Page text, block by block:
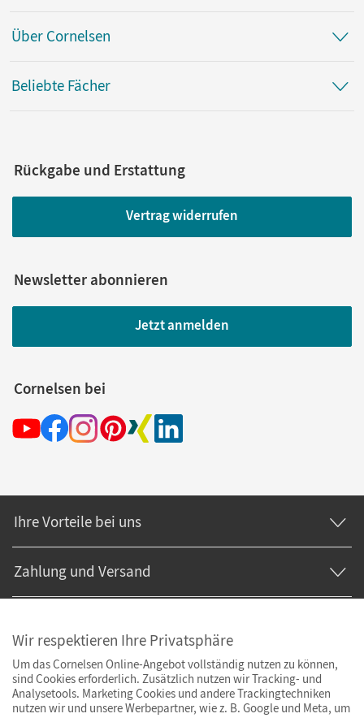
Über Cornelsen
Beliebte Fächer
Rückgabe und Erstattung
Vertrag widerrufen
Newsletter abonnieren
Jetzt anmelden
Cornelsen bei
Ihre Vorteile bei uns
Zahlung und Versand
Wir respektieren Ihre Privatsphäre
Um das Cornelsen Online-Angebot vollständig nutzen zu können,
sind Cookies erforderlich. Zusätzlich nutzen wir Tracking- und
Analysetools. Marketing Cookies und andere Trackingtechniken
nutzen wir und unsere Werbepartner, wie z. B. Google und Meta, um